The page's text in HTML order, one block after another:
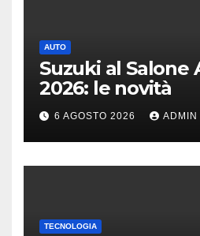
AUTO
Suzuki al Salone
2026: le novità
6 AGOSTO 2026 ADMIN
TECNOLOGIA